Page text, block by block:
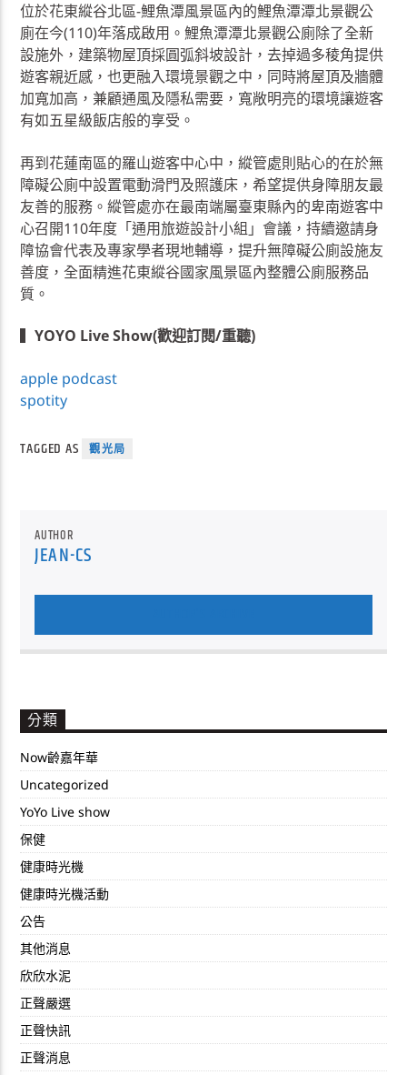
位於花東縱谷北區-鯉魚潭風景區內的鯉魚潭潭北景觀公
廁在今(110)年落成啟用。鯉魚潭潭北景觀公廁除了全新
設施外，建築物屋頂採圓弧斜坡設計，去掉過多稜角提供
遊客親近感，也更融入環境景觀之中，同時將屋頂及牆體
加寬加高，兼顧通風及隱私需要，寬敞明亮的環境讓遊客
有如五星級飯店般的享受。
再到花蓮南區的羅山遊客中心中，縱管處則貼心的在於無
障礙公廁中設置電動滑門及照護床，希望提供身障朋友最
友善的服務。縱管處亦在最南端屬臺東縣內的卑南遊客中
心召開110年度「通用旅遊設計小組」會議，持續邀請身
障協會代表及專家學者現地輔導，提升無障礙公廁設施友
善度，全面精進花東縱谷國家風景區內整體公廁服務品
質。
▍YOYO Live Show(歡迎訂閱/重聽)
apple podcast
spotity
TAGGED AS 觀光局
AUTHOR
JEAN-CS
分類
Now齡嘉年華
Uncategorized
YoYo Live show
保健
健康時光機
健康時光機活動
公告
其他消息
欣欣水泥
正聲嚴選
正聲快訊
正聲消息